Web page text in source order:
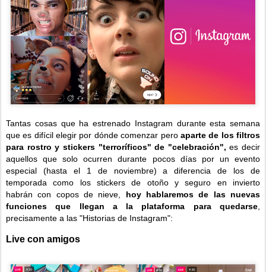
Tantas cosas que ha estrenado Instagram durante esta semana
que es difícil elegir por dónde comenzar pero aparte de los filtros
para rostro y stickers "terroríficos" de "celebración", es decir
aquellos que solo ocurren durante pocos días por un evento
especial (hasta el 1 de noviembre)a diferencia de los de
temporada como los stickers de otoño y seguro en invierto
habrán con copos de nieve, hoy hablaremos de las nuevas
funciones que llegan a la plataforma para quedarse,
precisamente a las "Historias de Instagram":
Live con amigos